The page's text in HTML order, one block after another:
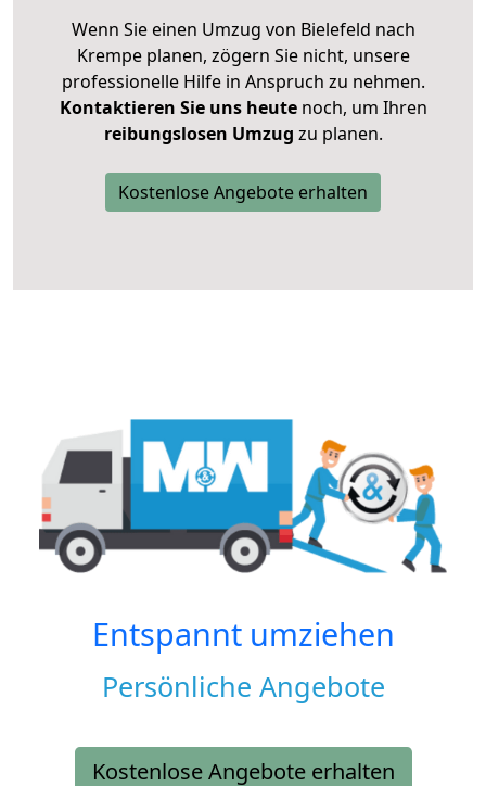
Wenn Sie einen Umzug von Bielefeld nach
Krempe planen, zögern Sie nicht, unsere
professionelle Hilfe in Anspruch zu nehmen.
Kontaktieren Sie uns heutenoch, um Ihren
reibungslosen Umzug zu planen.
Kostenlose Angebote erhalten
Entspannt umziehen
Persönliche Angebote
Kostenlose Angebote erhalten